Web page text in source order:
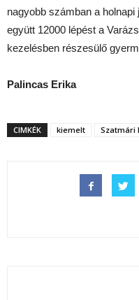
nagyobb számban a
együtt 12000 lépést a
kezelésben részesülő
Palincas Erika
CIMKÉK kiemelt Szatmári